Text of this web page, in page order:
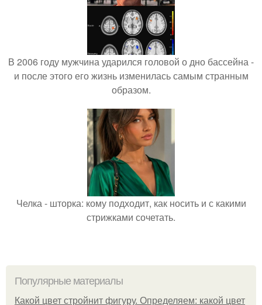
В 2006 году мужчина ударился головой о дно бассейна -
и после этого его жизнь изменилась самым странным
образом.
Челка - шторка: кому подходит, как носить и с какими
стрижками сочетать.
Популярные материалы
Какой цвет стройнит фигуру. Определяем: какой цвет